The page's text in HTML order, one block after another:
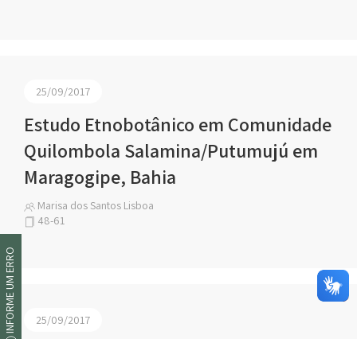
25/09/2017
Estudo Etnobotânico em Comunidade
Quilombola Salamina/Putumujú em
Maragogipe, Bahia
Marisa dos Santos Lisboa
48-61
25/09/2017
INFORME UM ERRO